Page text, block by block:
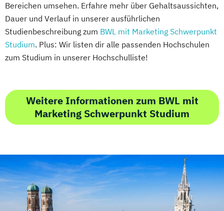
Bereichen umsehen. Erfahre mehr über Gehaltsaussichten,
Dauer und Verlauf in unserer ausführlichen
Studienbeschreibung zum BWL mit Marketing Schwerpunkt
Studium. Plus: Wir listen dir alle passenden Hochschulen
zum Studium in unserer Hochschulliste!
Weitere Informationen zum BWL mit
Marketing Schwerpunkt Studium